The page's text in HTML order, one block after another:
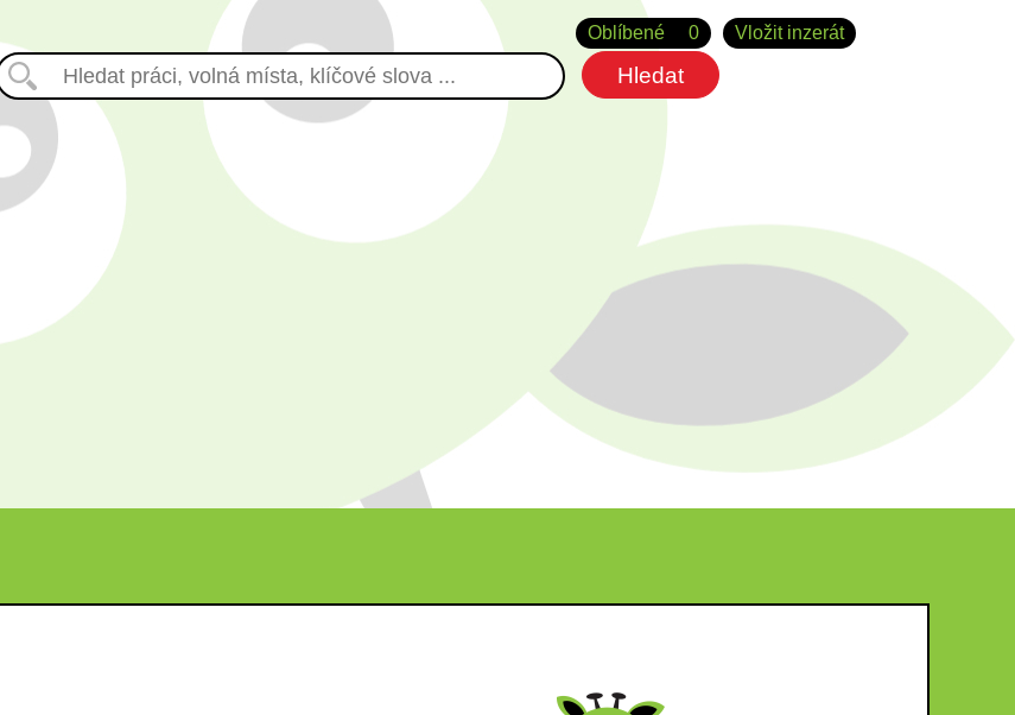
Vložit inzerát
Oblíbené 0